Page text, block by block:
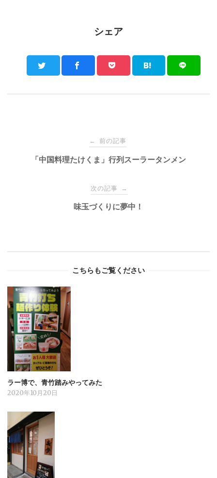
シェア
navigation
← 前の記事
「中国料理たけくま」行列スーラータンメン
次の記事 →
味玉づくりに夢中！
こちらもご覧ください
ラー博で、青竹踏みやってみた
2020年10月20日